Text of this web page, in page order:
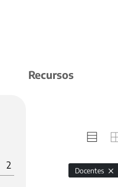
Recursos
2 Docentes